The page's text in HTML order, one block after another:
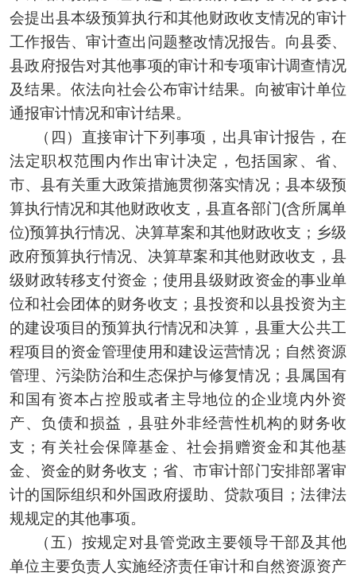
会提出县本级预算执行和其他财政收支情况的审计
工作报告、审计查出问题整改情况报告。向县委、
县政府报告对其他事项的审计和专项审计调查情况
及结果。依法向社会公布审计结果。向被审计单位
通报审计情况和审计结果。
（四）直接审计下列事项，出具审计报告，在
法定职权范围内作出审计决定，包括国家、省、
市、县有关重大政策措施贯彻落实情况；县本级预
算执行情况和其他财政收支，县直各部门(含所属单
位)预算执行情况、决算草案和其他财政收支；乡级
政府预算执行情况、决算草案和其他财政收支，县
级财政转移支付资金；使用县级财政资金的事业单
位和社会团体的财务收支；县投资和以县投资为主
的建设项目的预算执行情况和决算，县重大公共工
程项目的资金管理使用和建设运营情况；自然资源
管理、污染防治和生态保护与修复情况；县属国有
和国有资本占控股或者主导地位的企业境内外资
产、负债和损益，县驻外非经营性机构的财务收
支；有关社会保障基金、社会捐赠资金和其他基
金、资金的财务收支；省、市审计部门安排部署审
计的国际组织和外国政府援助、贷款项目；法律法
规规定的其他事项。
（五）按规定对县管党政主要领导干部及其他
单位主要负责人实施经济责任审计和自然资源资产